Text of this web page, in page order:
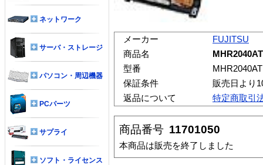
メーカー
FUJITSU
商品名
MHR2040AT
型番
MHR2040AT
保証条件
販売日より
返品について
特定商取引
商品番号 11701050
本商品は販売を終了しました
ネットワーク
サーバ・ストレージ
パソコン・周辺機器
PCパーツ
サプライ
ソフト・ライセンス